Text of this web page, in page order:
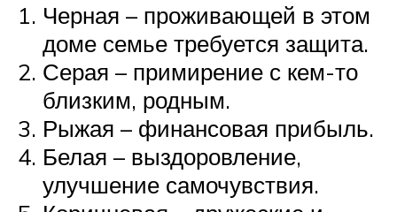
Черная – проживающей в этом
доме семье требуется защита.
Серая – примирение с кем-то
близким, родным.
Рыжая – финансовая прибыль.
Белая – выздоровление,
улучшение самочувствия.